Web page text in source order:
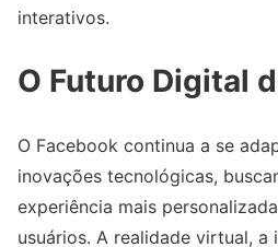
interativos.
O Futuro Digital
O Facebook continua a se
inovações tecnológicas,
experiência mais
usuários. A realidade virtual,